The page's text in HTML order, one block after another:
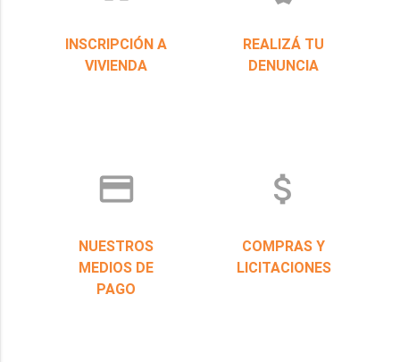
INSCRIPCIÓN A
VIVIENDA
REALIZÁ TU
DENUNCIA
credit_card
NUESTROS
MEDIOS DE
PAGO
attach_money
COMPRAS Y
LICITACIONES